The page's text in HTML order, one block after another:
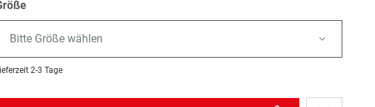
Bitte Größe wählen
2-3 Tage